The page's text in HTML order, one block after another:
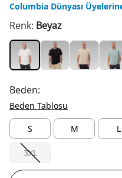
Columbia Dünyası
Renk: Beyaz
Beden:
Beden Tablosu
S M L
3XL